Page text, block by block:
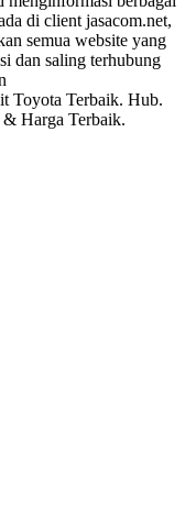
di client jasacom.net,
semua website yang
dan saling terhubung
Toyota Terbaik. Hub.
Harga Terbaik.